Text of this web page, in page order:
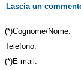
Lascia un
(*)Cognome/Nome:
Telefono:
(*)E-mail: